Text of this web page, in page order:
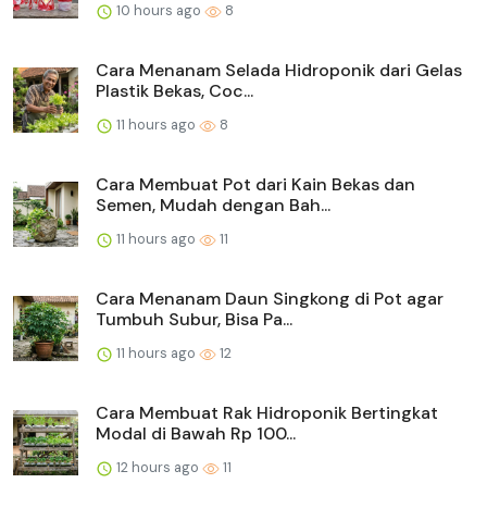
10 hours ago 8
Cara Menanam Selada Hidroponik dari Gelas
Plastik Bekas, Coc...
11 hours ago 8
Cara Membuat Pot dari Kain Bekas dan
Semen, Mudah dengan Bah...
11 hours ago 11
Cara Menanam Daun Singkong di Pot agar
Tumbuh Subur, Bisa Pa...
11 hours ago 12
Cara Membuat Rak Hidroponik Bertingkat
Modal di Bawah Rp 100...
12 hours ago 11